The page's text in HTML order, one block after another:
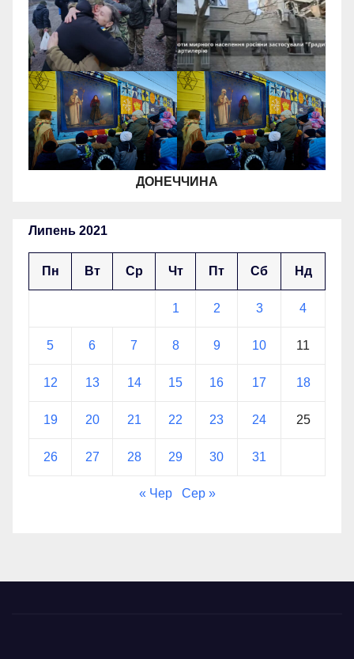
ДОНЕЧЧИНА
Липень 2021
Пн Вт Ср Чт Пт Сб Нд
1 2 3 4
5 6 7 8 9 10 11
12 13 14 15 16 17 18
19 20 21 22 23 24 25
26 27 28 29 30 31
« Чер Сер »